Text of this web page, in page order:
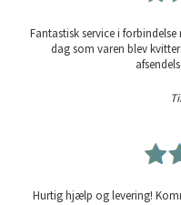
Fantastisk service i
dag som varen blev
Hurtig hjælp og levering!